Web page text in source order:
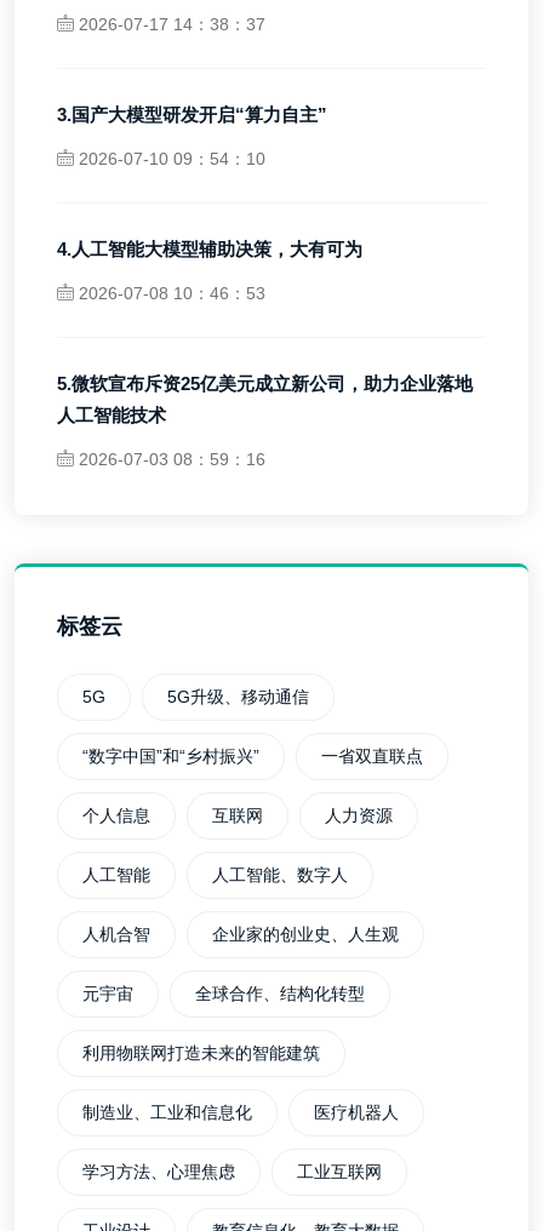
2026-07-17 14：38：37
3.国产大模型研发开启“算力自主”
2026-07-10 09：54：10
4.人工智能大模型辅助决策，大有可为
2026-07-08 10：46：53
5.微软宣布斥资25亿美元成立新公司，助力企业落地
人工智能技术
2026-07-03 08：59：16
标签云
5G 5G升级、移动通信
“数字中国”和“乡村振兴” 一省双直联点
个人信息 互联网 人力资源
人工智能 人工智能、数字人
人机合智 企业家的创业史、人生观
元宇宙 全球合作、结构化转型
利用物联网打造未来的智能建筑
制造业、工业和信息化 医疗机器人
学习方法、心理焦虑 工业互联网